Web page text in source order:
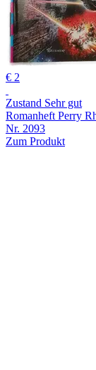
€ 2
Zustand Sehr gut
Romanheft Perry
Nr. 2093
Zum Produkt